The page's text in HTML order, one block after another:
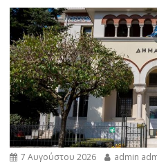
7 Αυγούστου 2026 admin